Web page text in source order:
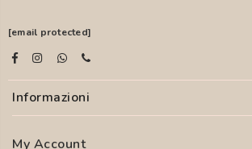
[email protected]
Informazioni
My Account